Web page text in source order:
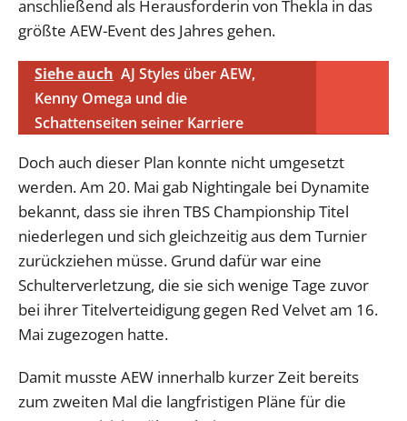
anschließend als Herausforderin von Thekla in das
größte AEW-Event des Jahres gehen.
Siehe auch AJ Styles über AEW,
Kenny Omega und die
Schattenseiten seiner Karriere
Doch auch dieser Plan konnte nicht umgesetzt
werden. Am 20. Mai gab Nightingale bei Dynamite
bekannt, dass sie ihren TBS Championship Titel
niederlegen und sich gleichzeitig aus dem Turnier
zurückziehen müsse. Grund dafür war eine
Schulterverletzung, die sie sich wenige Tage zuvor
bei ihrer Titelverteidigung gegen Red Velvet am 16.
Mai zugezogen hatte.
Damit musste AEW innerhalb kurzer Zeit bereits
zum zweiten Mal die langfristigen Pläne für die